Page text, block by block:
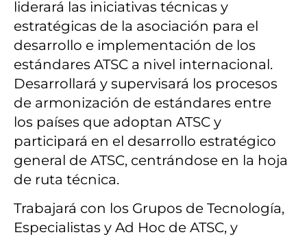
liderará las iniciativas técnicas y
estratégicas de la asociación para el
desarrollo e implementación de los
estándares ATSC a nivel internacional.
Desarrollará y supervisará los procesos
de armonización de estándares entre
los países que adoptan ATSC y
participará en el desarrollo estratégico
general de ATSC, centrándose en la hoja
de ruta técnica.
Trabajará con los Grupos de Tecnología,
Especialistas y Ad Hoc de ATSC, y